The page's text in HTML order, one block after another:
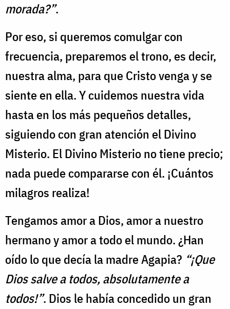
morada?”.
Por eso, si queremos comulgar con
frecuencia, preparemos el trono, es decir,
nuestra alma, para que Cristo venga y se
siente en ella. Y cuidemos nuestra vida
hasta en los más pequeños detalles,
siguiendo con gran atención el Divino
Misterio. El Divino Misterio no tiene precio;
nada puede compararse con él. ¡Cuántos
milagros realiza!
Tengamos amor a Dios, amor a nuestro
hermano y amor a todo el mundo. ¿Han
oído lo que decía la madre Agapia? “¡Que
Dios salve a todos, absolutamente a
todos!”. Dios le había concedido un gran